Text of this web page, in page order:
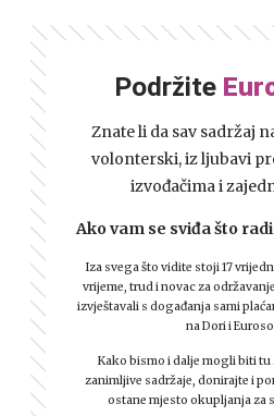
Podržite
Znate li da sav sadržaj
volonterski, iz ljubavi
izvođačima i
Ako vam se sviđa što
Iza svega što vidite stoji 17
vrijeme, trud i novac za
izvještavali s događanja sami
na Dori i
Kako bismo i dalje mogli biti tu
zanimljive sadržaje, donirajte i
ostane mjesto okupljanja za